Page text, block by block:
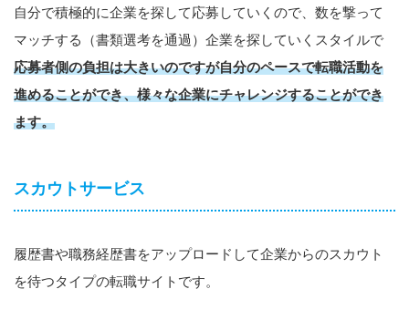
自分で積極的に企業を探して応募していくので、数を撃って
マッチする（書類選考を通過）企業を探していくスタイルで
応募者側の負担は大きいのですが自分のペースで転職活動を
進めることができ、様々な企業にチャレンジすることができ
ます。
スカウトサービス
履歴書や職務経歴書をアップロードして企業からのスカウト
を待つタイプの転職サイトです。